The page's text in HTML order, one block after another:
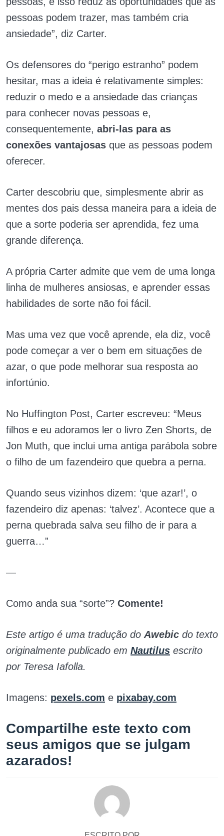
pessoas podem trazer, mas também cria
ansiedade”, diz Carter.
Os defensores do “perigo estranho” podem
hesitar, mas a ideia é relativamente simples:
reduzir o medo e a ansiedade das crianças
para conhecer novas pessoas e,
consequentemente, abri-las para as
conexões vantajosas que as pessoas podem
oferecer.
Carter descobriu que, simplesmente abrir as
mentes dos pais dessa maneira para a ideia de
que a sorte poderia ser aprendida, fez uma
grande diferença.
A própria Carter admite que vem de uma longa
linha de mulheres ansiosas, e aprender essas
habilidades de sorte não foi fácil.
Mas uma vez que você aprende, ela diz, você
pode começar a ver o bem em situações de
azar, o que pode melhorar sua resposta ao
infortúnio.
No Huffington Post, Carter escreveu: “Meus
filhos e eu adoramos ler o livro Zen Shorts, de
Jon Muth, que inclui uma antiga parábola sobre
o filho de um fazendeiro que quebra a perna.
Quando seus vizinhos dizem: ‘que azar!’, o
fazendeiro diz apenas: ‘talvez’. Acontece que a
perna quebrada salva seu filho de ir para a
guerra…”
—
Como anda sua “sorte”? Comente!
Este artigo é uma tradução do Awebic do texto
originalmente publicado em Nautilus escrito
por Teresa Iafolla.
Imagens: pexels.com e pixabay.com
Compartilhe este texto com
seus amigos que se julgam
azarados!